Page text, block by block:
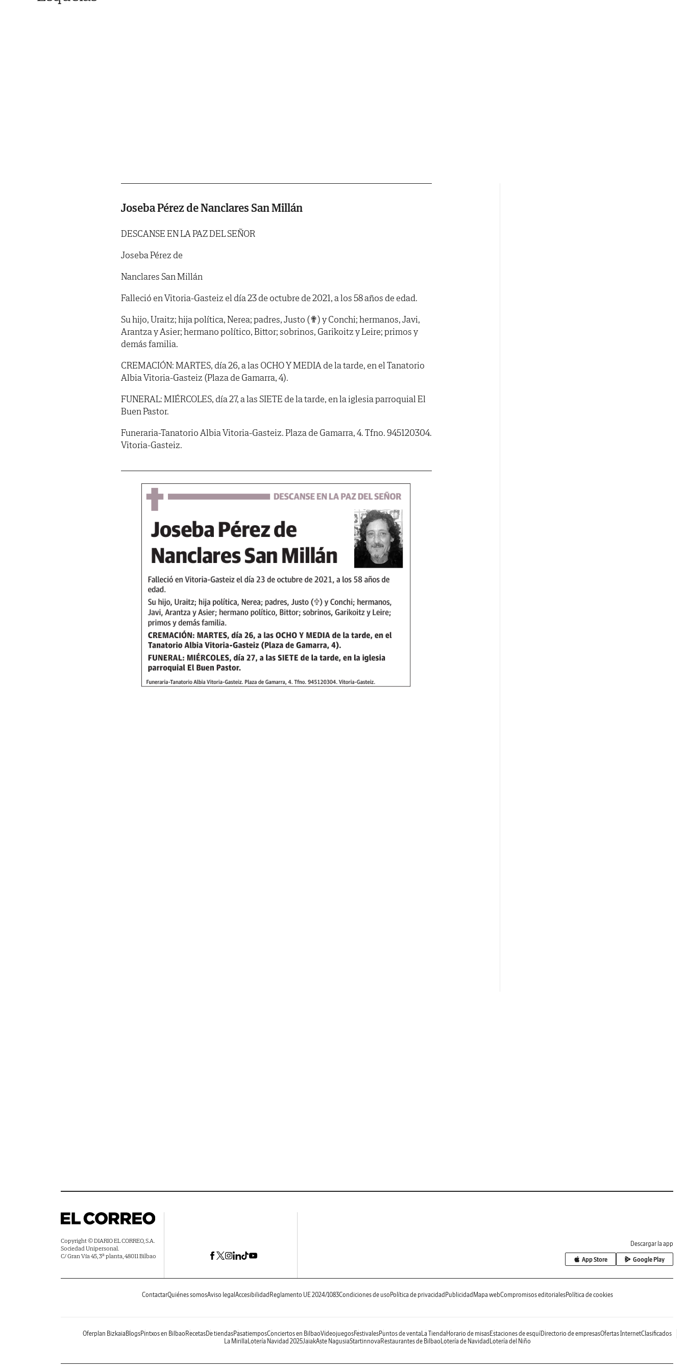
Joseba Pérez de Nanclares San Millán
DESCANSE EN LA PAZ DEL SEÑOR
Joseba Pérez de
Nanclares San Millán
Falleció en Vitoria-Gasteiz el día 23 de octubre de 2021, a los 58 años de edad.
Su hijo, Uraitz; hija política, Nerea; padres, Justo (✟) y Conchi; hermanos, Javi,
Arantza y Asier; hermano político, Bittor; sobrinos, Garikoitz y Leire; primos y
demás familia.
CREMACIÓN: MARTES, día 26, a las OCHO Y MEDIA de la tarde, en el Tanatorio
Albia Vitoria-Gasteiz (Plaza de Gamarra, 4).
FUNERAL: MIÉRCOLES, día 27, a las SIETE de la tarde, en la iglesia parroquial El
Buen Pastor.
Funeraria-Tanatorio Albia Vitoria-Gasteiz. Plaza de Gamarra, 4. Tfno. 945120304.
Vitoria-Gasteiz.
Copyright © DIARIO EL CORREO, S.A.
Sociedad Unipersonal.
C/ Gran Vía 45, 3ª planta, 48011 Bilbao
Descargar la app
App Store Google Play
ContactarQuiénes somosAviso legal Accesibilidad Reglamento UE 2024/1083Condiciones de uso Política de privacidad Publicidad Mapa webCompromisos editorialesPolítica de cookies
Oferplan Bizkaia BlogsPintxos en Bilbao RecetasDe tiendasPasatiemposConciertos en BilbaoVideojuegosFestivalesPuntos de venta La Tienda Horario de misasEstaciones de esquíDirectorio de empresasOfertas InternetClasificados
La Mirilla Lotería Navidad 2025JaiakAste NagusiaStartinnova Restaurantes de Bilbao Lotería de Navidad Lotería del Niño